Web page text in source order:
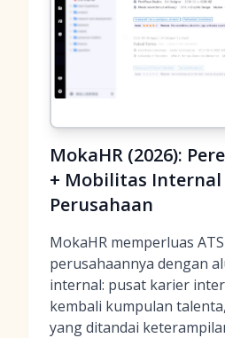
MokaHR (2026):
+ Mobilitas Internal
Perusahaan
MokaHR memperluas
perusahaannya dengan
internal: pusat karier
kembali kumpulan
yang ditandai